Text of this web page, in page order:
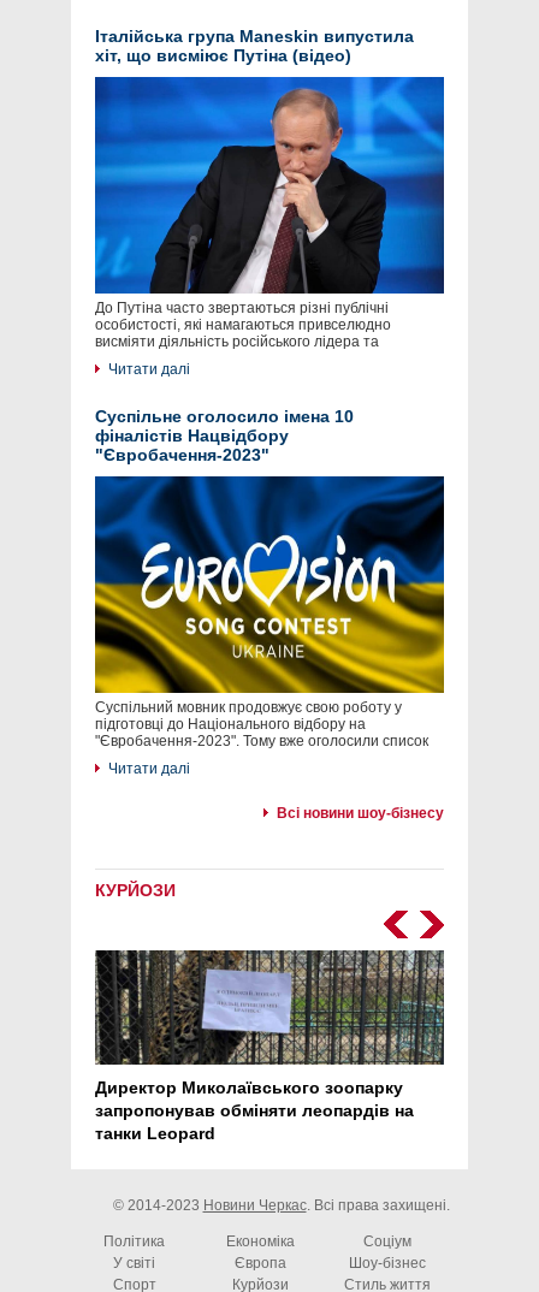
Італійська група Maneskin випустила
хіт, що висміює Путіна (відео)
До Путіна часто звертаються різні публічні
особистості, які намагаються привселюдно
висміяти діяльність російського лідера та
Читати далі
Суспільне оголосило імена 10
фіналістів Нацвідбору
"Євробачення-2023"
Суспільний мовник продовжує свою роботу у
підготовці до Національного відбору на
"Євробачення-2023". Тому вже оголосили список
Читати далі
Всі новини шоу-бізнесу
КУРЙОЗИ
Директор Миколаївського зоопарку
запропонував обміняти леопардів на
танки Leopard
© 2014-2023 Новини Черкас. Всі права захищені.
Політика Економіка
Соціум
У світі
Європа
Шоу-бізнес
Спорт
Курйози Стиль життя